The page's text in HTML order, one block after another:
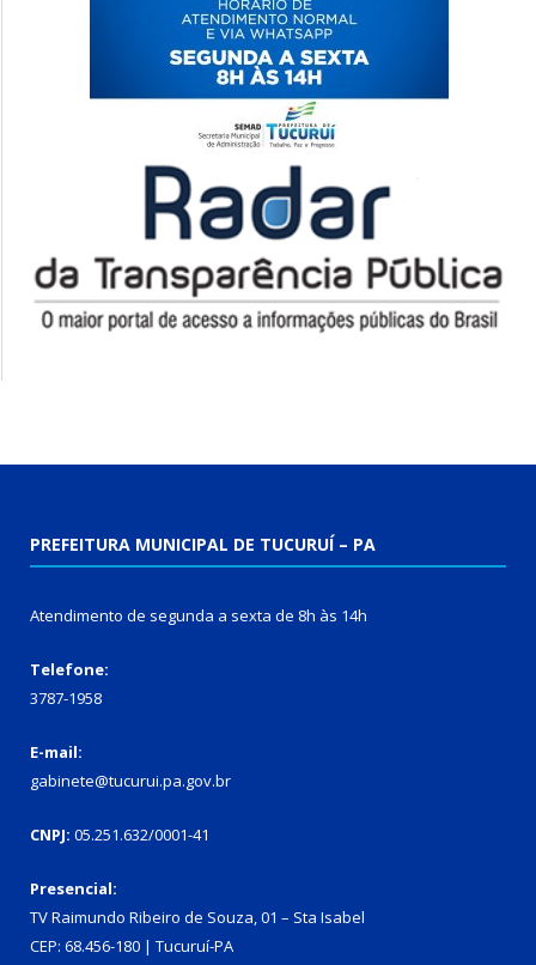
PREFEITURA MUNICIPAL DE TUCURUÍ – PA
Atendimento de segunda a sexta de 8h às 14h
Telefone:
3787-1958
E-mail:
gabinete@tucurui.pa.gov.br
CNPJ: 05.251.632/0001-41
Presencial:
TV Raimundo Ribeiro de Souza, 01 – Sta Isabel
CEP: 68.456-180 | Tucuruí-PA